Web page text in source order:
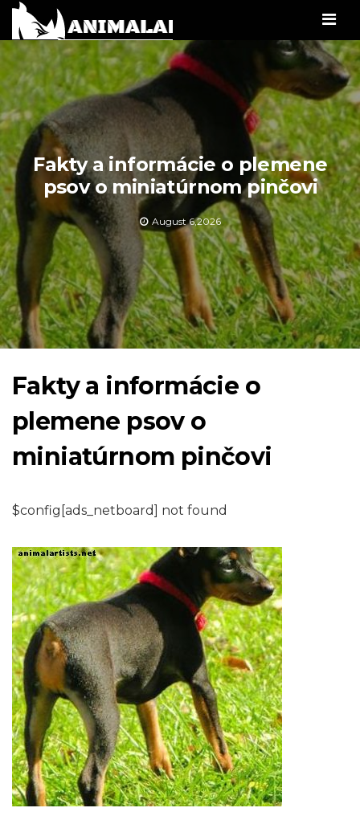
Fakty a informácie o plemene
psov o miniatúrnom pinčovi
August 6,2026
Fakty a informácie o
plemene psov o
miniatúrnom pinčovi
$config[ads_netboard] not found